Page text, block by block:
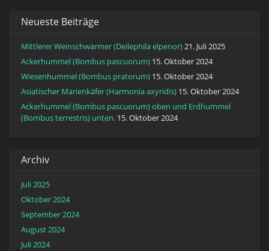
Neueste Beiträge
Mittlerer Weinschwärmer (Deilephila elpenor)21. Juli 2025
Ackerhummel (Bombus pascuorum) 15. Oktober 2024
Wiesenhummel (Bombus pratorum) 15. Oktober 2024
Asiatischer Marienkäfer (Harmonia axyridis) 15. Oktober 2024
Ackerhummel (Bombus pascuorum) oben und Erdhummel
(Bombus terrestris) unten. 15. Oktober 2024
Archiv
Juli 2025
Oktober 2024
September 2024
August 2024
Juli 2024